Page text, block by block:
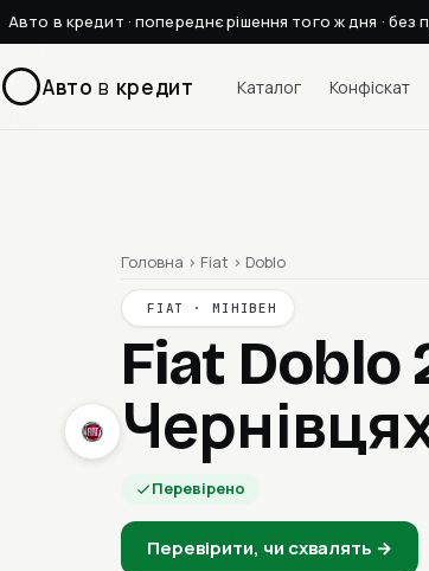
Авто в кредит · попереднє рішення того ж дня · без
Авто в кредит Каталог Конфіскат
Головна › Fiat › Doblo
FIAT · МІНІВЕН
Fiat Doblo
Перевірено
Перевірити, чи схвалять →